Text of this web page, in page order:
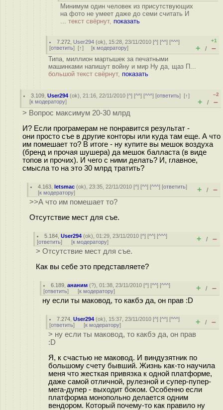
Минимум один человек из присутствующих
на фото не умеет даже до семи считать И
... текст свёрнут, показать
7.272 User294 (ok), 15:28, 23/11/2010 [^] [^^] [^^^]
[ответить] [↑] [к модератору]
+1
+ / –
Типа, миллион мартышек за печатными
машинками напишут войну и мир Ну да, щаз П...
большой текст свёрнут, показать
3.109 ,User294 (ok), 21:16, 22/11/2010 [^] [^^] [^^^] [ответить][↑]
[к модератору]
–2
+ / –
> Вопрос максимум 20-30 млрд
И? Если програмерам не понравится результат -
они просто съе в другие конторы или куда там еще. А что
им помешает то? В итоге - ну купите вы мешок воздуха
(бренд и прочая шушера) да мешок балласта (в виде
топов и прочих). И чего с ними делать? И, главное,
смысла то на это 30 млрд тратить?
4.163 ,letsmac (ok), 23:35, 22/11/2010 [^] [^^] [^^^] [ответить]
[к модератору] + / –
>>А что им помешает то?
Отсутствие мест для съе.
5.184 ,User294 (ok), 01:29, 23/11/2010 [^] [^^] [^^^]
[ответить] [к модератору] + / –
> Отсутствие мест для съе.
Как вы себе это представляете?
6.189 ,ананим (?), 01:38, 23/11/2010 [^] [^^] [^^^]
[ответить] [к модератору] + / –
ну если ты маковод, то какбэ да, он прав :D
7.274 ,User294 (ok), 15:37, 23/11/2010 [^] [^^] [^^^]
[ответить] [к модератору] + / –
> ну если ты маковод, то какбэ да, он прав
:D
Я, к счастью не маковод. И виндузятник по
большому счету бывший. Жизнь как-то научила
меня что жесткая привязка к одной платформе,
даже самой отличной, рулезной и супер-пупер-
мега-дупер - выходит боком. Особенно если
платформа монопольно делается одним
вендором. Который почему-то как правило ну